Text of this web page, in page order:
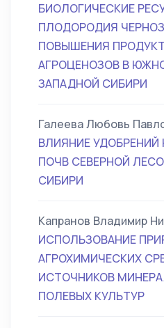
БИОЛОГИЧЕСКИЕ
ПЛОДОРОДИЯ
ПОВЫШЕНИЯ
АГРОЦЕНОЗОВ В
ЗАПАДНОЙ СИБИРИ
Галеева Любовь
ВЛИЯНИЕ
ПОЧВ СЕВЕРНОЙ
СИБИРИ
Капранов Владимир
ИСПОЛЬЗОВАНИЕ
АГРОХИМИЧЕСКИХ
ИСТОЧНИКОВ
ПОЛЕВЫХ КУЛЬТУР